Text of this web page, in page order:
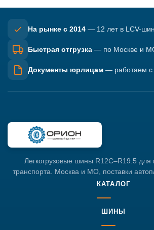
На рынке с 2014 — 12 лет в LCV-
Быстрая отгрузка — по Москве и
Документы юрлицам — работаем
Легкогрузовые шины R12C–R19.5 для
транспорта. Москва и МО, поставки
КАТАЛОГ
ШИНЫ